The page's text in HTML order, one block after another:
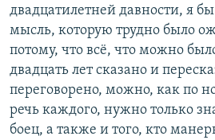
двадцатилетней давности, я
мысль, которую трудно было
потому, что всё, что можно
двадцать лет сказано и
переговорено, можно, как по
речь каждого, нужно только
боец, а также и того, кто